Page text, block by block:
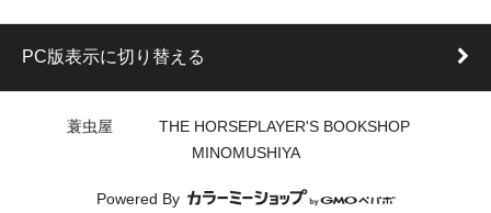
PC版表示に切り替える
蓑虫屋 THE HORSEPLAYER'S BOOKSHOP
MINOMUSHIYA
Powered By